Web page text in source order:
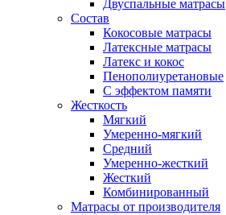
Двуспальные матрасы
Состав
Кокосовые матрасы
Латексные матрасы
Латекс и кокос
Пенополиуретановые
С эффектом памяти
Жесткость
Мягкий
Умеренно-мягкий
Средний
Умеренно-жесткий
Жесткий
Комбинированный
Матрасы от производителя